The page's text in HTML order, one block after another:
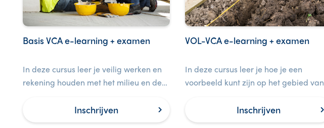
Basis VCA e-learning + examen
In deze cursus leer je veilig werken en
rekening houden met het milieu en de
deze cursus is ook een examen
inbegrepen.
Inschrijven
VOL-VCA e-learning + examen
In deze cursus leer je hoe je een
voorbeeld kunt zijn op het gebied van
Inschrijven